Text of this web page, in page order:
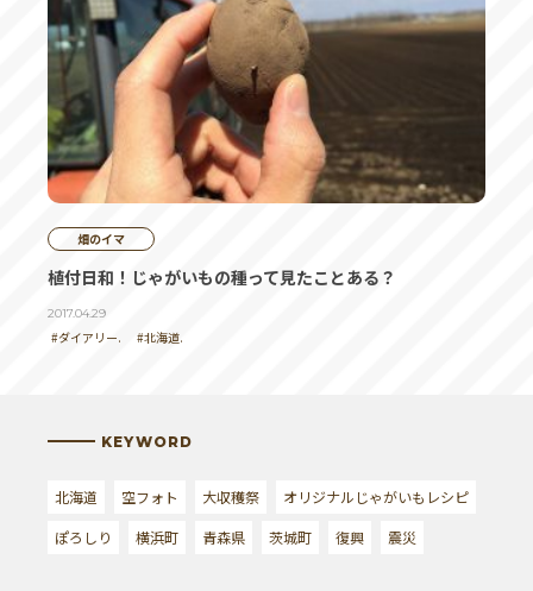
畑のイマ
植付日和！じゃがいもの種って見たことある？
2017.04.29
#ダイアリー. #北海道.
KEYWORD
北海道 空フォト 大収穫祭
オリジナルじゃがいもレシピ
ぽろしり
横浜町 青森県 茨城町 復興 震災